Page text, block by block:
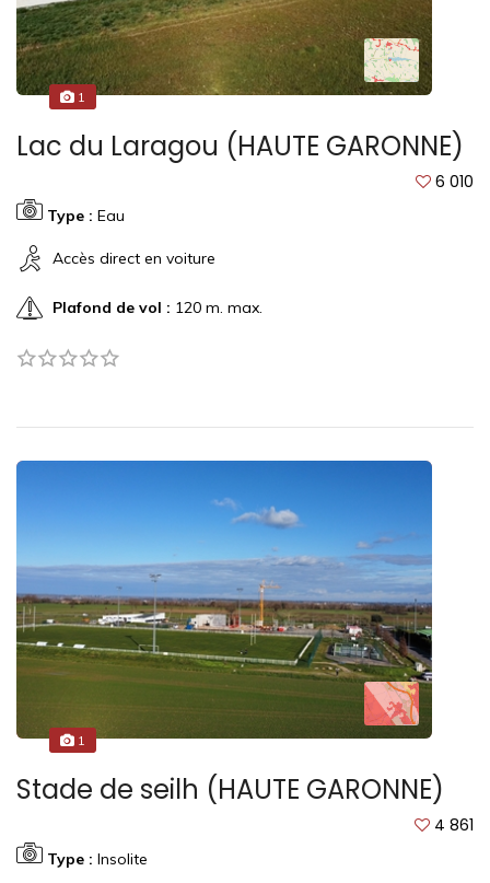
1
Lac du Laragou (HAUTE GARONNE)
6 010
Type : Eau
Accès direct en voiture
Plafond de vol : 120 m. max.
1
Stade de seilh (HAUTE GARONNE)
4 861
Type : Insolite